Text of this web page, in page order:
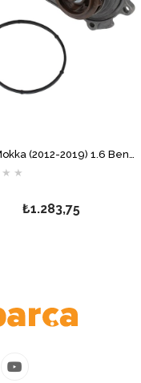
Opel Mokka (2012-2019) 1.6 Benzinli Devirdaim Su Pompası AİRTEX
₺1.283,75